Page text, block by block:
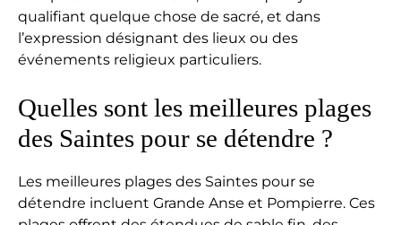
qualifiant quelque chose de sacré, et dans
l’expression désignant des lieux ou des
événements religieux particuliers.
Quelles sont les meilleures plages
des Saintes pour se détendre ?
Les meilleures plages des Saintes pour se
détendre incluent Grande Anse et Pompierre. Ces